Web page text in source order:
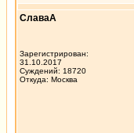
СлаваА
Зарегистрирован:
31.10.2017
Суждений: 18720
Откуда: Москва